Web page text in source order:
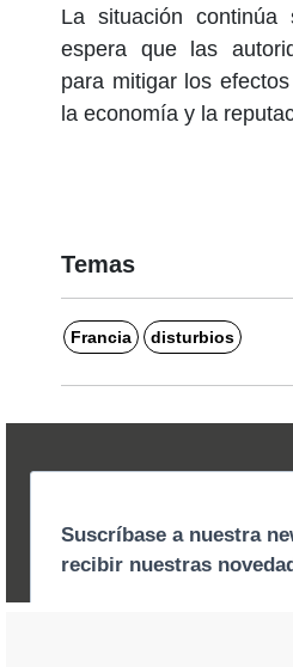
La situación
espera que las
para mitigar los
la economía y la
Temas
Francia disturbios